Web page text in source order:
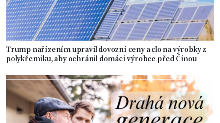
Trump nařízením upravil dovozní ceny a clo na výrobky z
polykřemíku, aby ochránil domácí výrobce před Čínou